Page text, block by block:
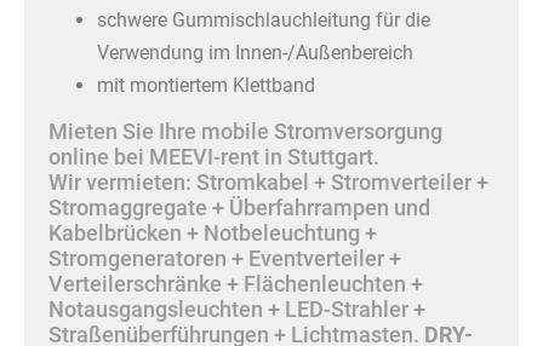
schwere Gummischlauchleitung für die
Verwendung im Innen-/Außenbereich
mit montiertem Klettband
Mieten Sie Ihre mobile Stromversorgung
online bei MEEVI-rent in Stuttgart.
Wir vermieten: Stromkabel + Stromverteiler +
Stromaggregate + Überfahrrampen und
Kabelbrücken + Notbeleuchtung +
Stromgeneratoren + Eventverteiler +
Verteilerschränke + Flächenleuchten +
Notausgangsleuchten + LED-Strahler +
Straßenüberführungen + Lichtmasten. DRY-